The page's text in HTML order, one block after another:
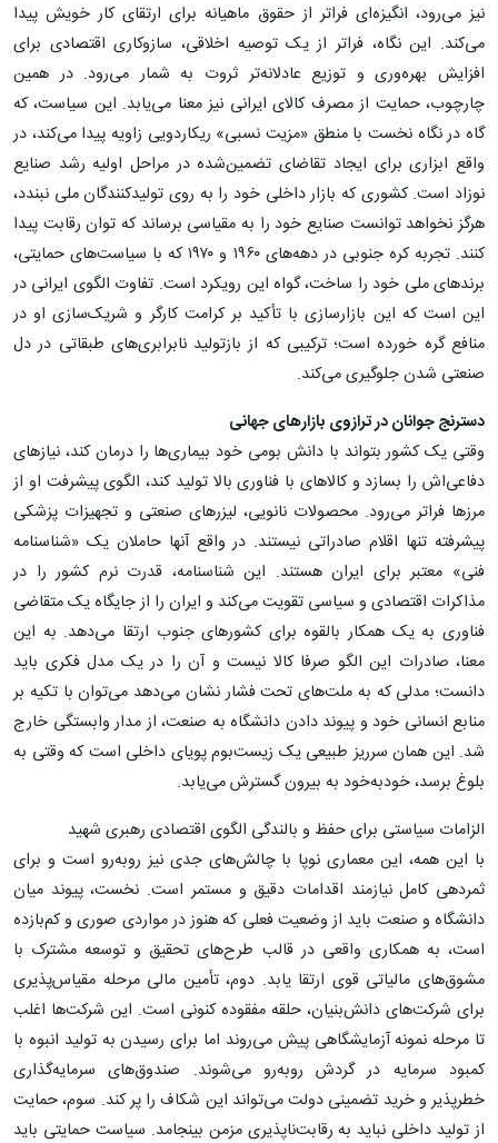
نیز می‌رود، انگیزه‌ای فراتر از حقوق ماهیانه برای ارتقای کار خویش پیدا
می‌کند. این نگاه، فراتر از یک توصیه اخلاقی، سازوکاری اقتصادی برای
افزایش بهره‌وری و توزیع عادلانه‌تر ثروت به شمار می‌رود. در همین
چارچوب، حمایت از مصرف کالای ایرانی نیز معنا می‌یابد. این سیاست، که
گاه در نگاه نخست با منطق «مزیت نسبی» ریکاردویی زاویه پیدا می‌کند، در
واقع ابزاری برای ایجاد تقاضای تضمین‌شده در مراحل اولیه رشد صنایع
نوزاد است. کشوری که بازار داخلی خود را به روی تولیدکنندگان ملی نبندد،
هرگز نخواهد توانست صنایع خود را به مقیاسی برساند که توان رقابت پیدا
کنند. تجربه کره جنوبی در دهه‌های ۱۹۶۰ و ۱۹۷۰ که با سیاست‌های حمایتی،
برندهای ملی خود را ساخت، گواه این رویکرد است. تفاوت الگوی ایرانی در
این است که این بازارسازی با تأکید بر کرامت کارگر و شریک‌سازی او در
منافع گره خورده است؛ ترکیبی که از بازتولید نابرابری‌های طبقاتی در دل
صنعتی ‌شدن جلوگیری می‌کند.
دسترنج جوانان در ترازوی بازارهای جهانی
وقتی یک کشور بتواند با دانش بومی خود بیماری‌ها را درمان کند، نیازهای
دفاعی‌اش را بسازد و کالاهای با فناوری بالا تولید کند، الگوی پیشرفت او از
مرزها فراتر می‌رود. محصولات نانویی، لیزرهای صنعتی و تجهیزات پزشکی
پیشرفته تنها اقلام صادراتی نیستند. در واقع آنها حاملان یک «شناسنامه
فنی» معتبر برای ایران هستند. این شناسنامه، قدرت نرم کشور را در
مذاکرات اقتصادی و سیاسی تقویت می‌کند و ایران را از جایگاه یک متقاضی
فناوری به یک همکار بالقوه برای کشورهای جنوب ارتقا می‌دهد. به این
معنا، صادرات این الگو صرفا کالا نیست و آن را در یک مدل فکری باید
دانست؛ مدلی که به ملت‌های تحت فشار نشان می‌دهد می‌توان با تکیه بر
منابع انسانی خود و پیوند دادن دانشگاه به صنعت، از مدار وابستگی خارج
شد. این همان سرریز طبیعی یک زیست‌بوم پویای داخلی است که وقتی به
بلوغ برسد، خودبه‌خود به بیرون گسترش می‌یابد.
الزامات سیاستی برای حفظ و بالندگی الگوی اقتصادی رهبری شهید
با این همه، این معماری نوپا با چالش‌های جدی نیز روبه‌رو است و برای
ثمردهی کامل نیازمند اقدامات دقیق و مستمر است. نخست، پیوند میان
دانشگاه و صنعت باید از وضعیت فعلی که هنوز در مواردی صوری و کم‌بازده
است، به همکاری واقعی در قالب طرح‌های تحقیق و توسعه مشترک با
مشوق‌های مالیاتی قوی ارتقا یابد. دوم، تأمین مالی مرحله مقیاس‌پذیری
برای شرکت‌های دانش‌بنیان، حلقه مفقوده کنونی است. این شرکت‌ها اغلب
تا مرحله نمونه آزمایشگاهی پیش می‌روند اما برای رسیدن به تولید انبوه با
کمبود سرمایه در گردش روبه‌رو می‌شوند. صندوق‌های سرمایه‌گذاری
خطرپذیر و خرید تضمینی دولت می‌تواند این شکاف را پر کند. سوم، حمایت
از تولید داخلی نباید به رقابت‌ناپذیری مزمن بینجامد. سیاست حمایتی باید